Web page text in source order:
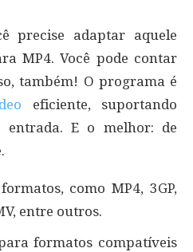
precise adaptar aquele
MP4. Você pode contar
também! O programa é
eficiente, suportando
entrada. E o melhor: de
como MP4, 3GP,
entre outros.
formatos compatíveis